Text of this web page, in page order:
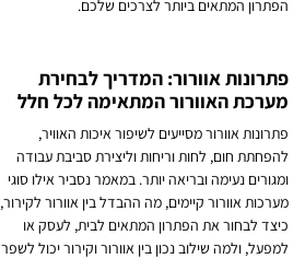
הפתרון המתאים ביותר לצרכים שלכם.
פתרונות אוורור: המדריך לבחירת
מערכת האוורור המתאימה לכל חלל
פתרונות אוורור מסייעים לשיפור איכות האוויר,
להפחתת חום, לחות וריחות וליצירת סביבת עבודה
ומגורים נעימה ובריאה יותר. במאמר נסביר אילו סוגי
מערכות אוורור קיימים, מה ההבדל בין אוורור לקירור,
כיצד לבחור את הפתרון המתאים לבית, לעסק או
למפעל, ולמה שילוב נכון בין אוורור וקירור יכול לשפר